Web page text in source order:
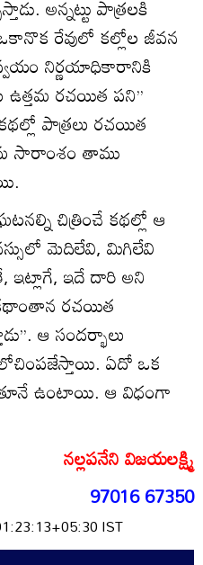
అన్నట్టు పాత్రలకి
రేవులో కల్లోల జీవన
నిర్ణయాధికారానికి
రచయిత పని’’
పాత్రలు రచయిత
సారాంశం తాము
చిత్రించే కథల్లో ఆ
మెదిలేవి, మిగిలేవి
ఇట్లాగే, ఇదే దారి అని
రచయిత
ఆ సందర్భాలు
ఏదో ఒక
ఉంటాయి. ఆ విధంగా
నల్లపనేని విజయలక్ష్మి
97016 67350
IST